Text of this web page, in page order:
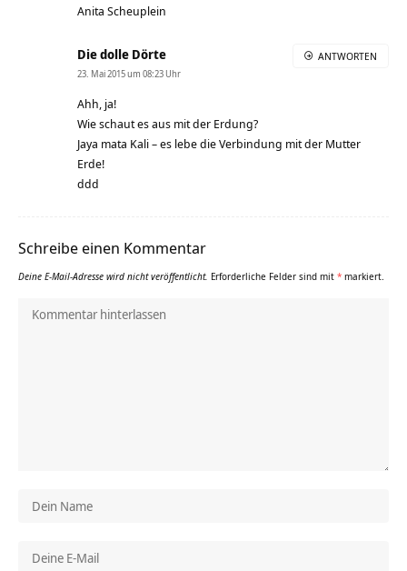
Anita Scheuplein
Die dolle Dörte
23. Mai 2015 um 08:23 Uhr
Ahh, ja!
Wie schaut es aus mit der Erdung?
Jaya mata Kali – es lebe die Verbindung mit der Mutter
Erde!
ddd
ANTWORTEN
Schreibe einen Kommentar
Deine E-Mail-Adresse wird nicht veröffentlicht. Erforderliche Felder sind mit * markiert.